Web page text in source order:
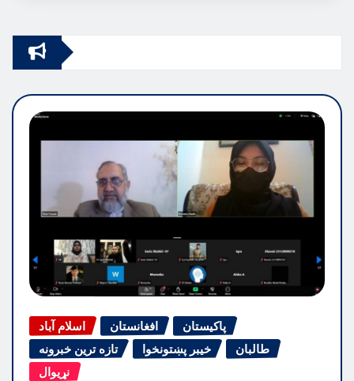
اسلام آباد افغانستان
پاکیستان
تازه ترین خبرونه
خیبر پښتونخوا
طالبان
نړیوال